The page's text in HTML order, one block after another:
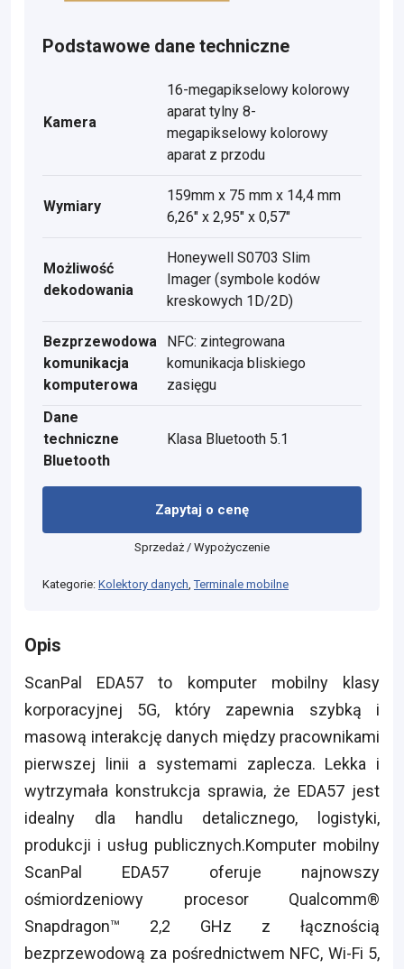
Podstawowe dane techniczne
Kamera
16-megapikselowy kolorowy
aparat tylny 8-
megapikselowy kolorowy
aparat z przodu
Wymiary
159mm x 75 mm x 14,4 mm
6,26" x 2,95" x 0,57"
Możliwość
dekodowania
Honeywell S0703 Slim
Imager (symbole kodów
kreskowych 1D/2D)
Bezprzewodowa
komunikacja
komputerowa
NFC: zintegrowana
komunikacja bliskiego
zasięgu
Dane
techniczne
Bluetooth
Klasa Bluetooth 5.1
Zapytaj o cenę
Sprzedaż / Wypożyczenie
Kategorie: Kolektory danych,Terminale mobilne
Opis
ScanPal EDA57 to komputer mobilny klasy
korporacyjnej 5G, który zapewnia szybką i
masową interakcję danych między pracownikami
pierwszej linii a systemami zaplecza. Lekka i
wytrzymała konstrukcja sprawia, że EDA57 jest
idealny dla handlu detalicznego, logistyki,
produkcji i usług publicznych.Komputer mobilny
ScanPal EDA57 oferuje najnowszy
ośmiordzeniowy procesor Qualcomm®
Snapdragon™ 2,2 GHz z łącznością
bezprzewodową za pośrednictwem NFC, Wi-Fi 5,